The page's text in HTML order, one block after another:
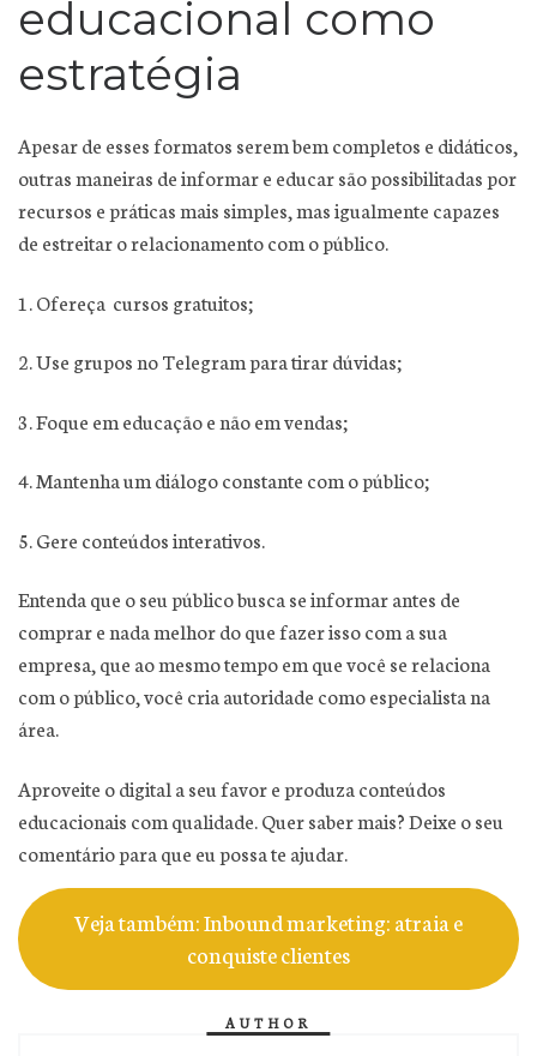
educacional como
estratégia
Apesar de esses formatos serem bem completos e didáticos,
outras maneiras de informar e educar são possibilitadas por
recursos e práticas mais simples, mas igualmente capazes
de estreitar o relacionamento com o público.
1. Ofereça cursos gratuitos;
2. Use grupos no Telegram para tirar dúvidas;
3. Foque em educação e não em vendas;
4. Mantenha um diálogo constante com o público;
5. Gere conteúdos interativos.
Entenda que o seu público busca se informar antes de
comprar e nada melhor do que fazer isso com a sua
empresa, que ao mesmo tempo em que você se relaciona
com o público, você cria autoridade como especialista na
área.
Aproveite o digital a seu favor e produza conteúdos
educacionais com qualidade. Quer saber mais? Deixe o seu
comentário para que eu possa te ajudar.
Veja também: Inbound marketing: atraia e
conquiste clientes
AUTHOR